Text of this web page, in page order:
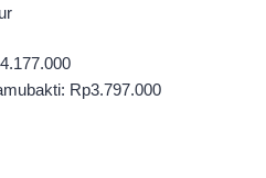
Rp3.797.000